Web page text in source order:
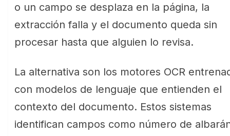
o un campo se desplaza en la página, la
extracción falla y el documento queda sin
procesar hasta que alguien lo revisa.
La alternativa son los motores OCR
con modelos de lenguaje que entienden el
contexto del documento. Estos sistemas
identifican campos como número de